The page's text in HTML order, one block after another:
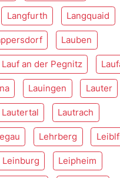
Langfurth Langquaid
Lauben
Lauf an der Pegnitz
Lauingen Lauter
Lautertal Lautrach
Lehrberg
Leinburg Leipheim